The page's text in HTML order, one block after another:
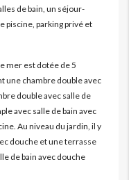
de bain, un séjour-
piscine, parking privé et
mer est dotée de 5
une chambre double avec
double avec salle de
avec salle de bain avec
Au niveau du jardin, il y
douche et une terrasse
de bain avec douche